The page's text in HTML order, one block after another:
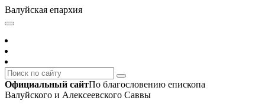
Валуйская епархия
Официальный сайтПо благословению епископа
Валуйского и Алексеевского Саввы